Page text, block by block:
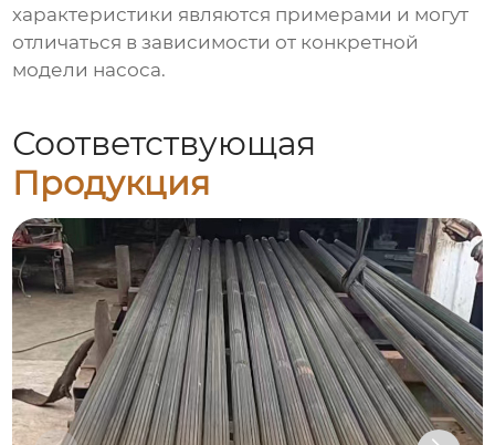
характеристики являются примерами и могут
отличаться в зависимости от конкретной
модели насоса.
Соответствующая
Продукция